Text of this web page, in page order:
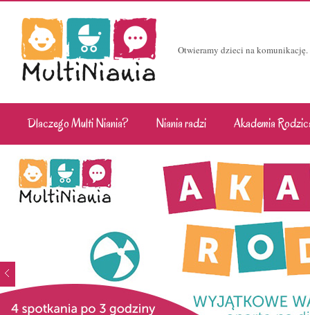
Otwieramy dzieci na
Dlaczego Multi Niania? Niania radzi Akademia